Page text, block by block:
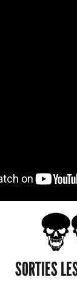
SORTIES